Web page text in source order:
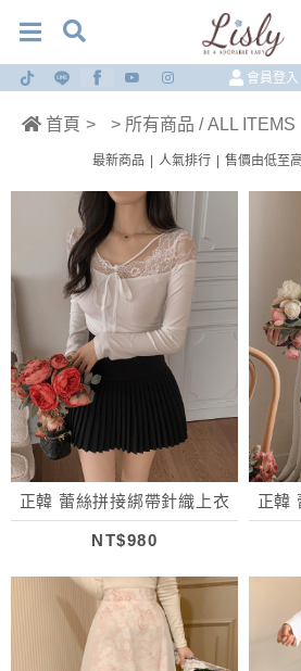
會員登入
首頁 > > 所有商品 / ALL ITEMS
最新商品 人氣排行 售價由低至高
正韓 蕾絲拼接綁帶針織上衣
NT$980
正韓